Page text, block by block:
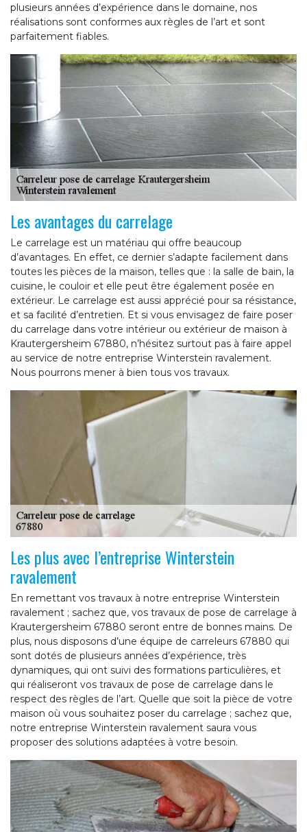
plusieurs années d’expérience dans le domaine, nos
réalisations sont conformes aux règles de l’art et sont
parfaitement fiables.
Les avantages du carrelage
Le carrelage est un matériau qui offre beaucoup
d’avantages. En effet, ce dernier s’adapte facilement dans
toutes les pièces de la maison, telles que : la salle de bain, la
cuisine, le couloir et elle peut être également posée en
extérieur. Le carrelage est aussi apprécié pour sa résistance,
et sa facilité d’entretien. Et si vous envisagez de faire poser
du carrelage dans votre intérieur ou extérieur de maison à
Krautergersheim 67880, n’hésitez surtout pas à faire appel
au service de notre entreprise Winterstein ravalement.
Nous pourrons mener à bien tous vos travaux.
Les plus avec l’entreprise Winterstein
ravalement
En remettant vos travaux à notre entreprise Winterstein
ravalement ; sachez que, vos travaux de pose de carrelage à
Krautergersheim 67880 seront entre de bonnes mains. De
plus, nous disposons d’une équipe de carreleurs 67880 qui
sont dotés de plusieurs années d’expérience, très
dynamiques, qui ont suivi des formations particulières, et
qui réaliseront vos travaux de pose de carrelage dans le
respect des règles de l’art. Quelle que soit la pièce de votre
maison où vous souhaitez poser du carrelage ; sachez que,
notre entreprise Winterstein ravalement saura vous
proposer des solutions adaptées à votre besoin.